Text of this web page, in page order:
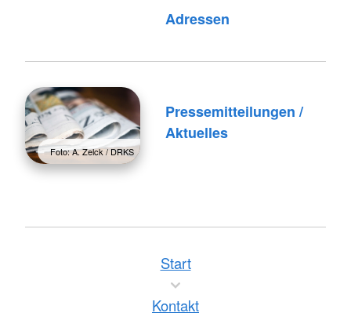
Adressen
Foto: A. Zelck / DRKS
Pressemitteilungen /
Aktuelles
Start
Kontakt